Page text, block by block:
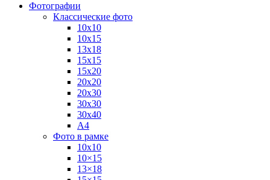
Фотографии
Классические фото
10х10
10х15
13х18
15х15
15х20
20х20
20х30
30х30
30х40
А4
Фото в рамке
10х10
10×15
13×18